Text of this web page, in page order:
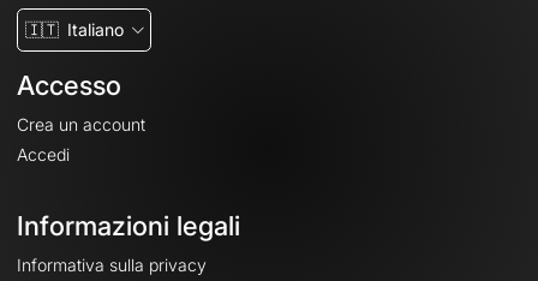
🇮🇹 Italiano
Accesso
Crea un account
Accedi
Informazioni legali
Informativa sulla privacy